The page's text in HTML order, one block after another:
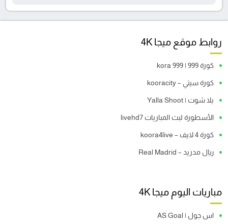
روابط موقع ميجا 4K
كورة 999 | kora 999
كورة سيتي – kooracity
يلا شوت | Yalla Shoot
الأسطورة لبث المباريات livehd7
كورة 4 لايف – koora4live
ريال مدريد – Real Madrid
مباريات اليوم ميجا 4K
اس جول | AS Goal